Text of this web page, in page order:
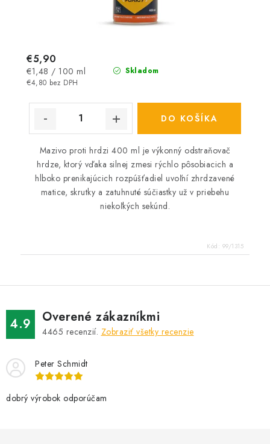
Skladom
€4,80 bez DPH
€5,90
Jednotková
cena:
€1,48 / 100 ml
DO KOŠÍKA
Mazivo proti hrdzi 400 ml je výkonný odstraňovač
hrdze, ktorý vďaka silnej zmesi rýchlo pôsobiacich a
hlboko prenikajúcich rozpúšťadiel uvoľní zhrdzavené
matice, skrutky a zatuhnuté súčiastky už v priebehu
niekoľkých sekúnd.
Kód: 99/1315
4.9 Overené zákazníkmi
4465 recenzií. Zobraziť všetky recenzie
Peter Schmidt
dobrý výrobok odporúčam